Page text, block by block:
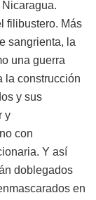
filibustero. Más
sangrienta, la
una guerra
la construcción
y sus
y
con
Y así
doblegados
en